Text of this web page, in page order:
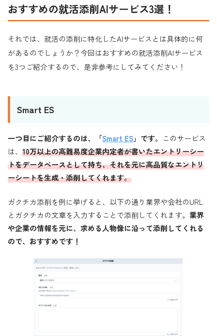
おすすめの就活添削AIサービス3選！
それでは、就活の添削に特化したAIサービスとは具体的に何
があるのでしょうか？今回はおすすめの就活添削AIサービス
を3つご紹介するので、是非参考にしてみてください！
Smart ES
一つ目にご紹介するのは、「Smart ES」です。
このサービス
は、 10万以上の高難易度企業内定者が書いたエントリーシー
トをデータベースとして持ち、それを元に高品質なエントリ
ーシートを生成・添削してくれます。
ガクチカ添削を例に挙げると、以下の通り業界や会社のURL
とガクチカの文章を入力することで添削してくれます。 業界
や企業の情報を元に、求める人物像に沿って添削してくれる
ので、おすすめです！